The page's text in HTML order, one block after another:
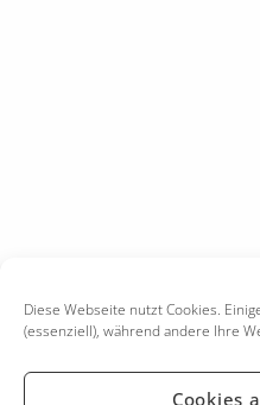
Diese Webseite nutzt Cookies.
(essenziell), während andere Ihre
Cookies